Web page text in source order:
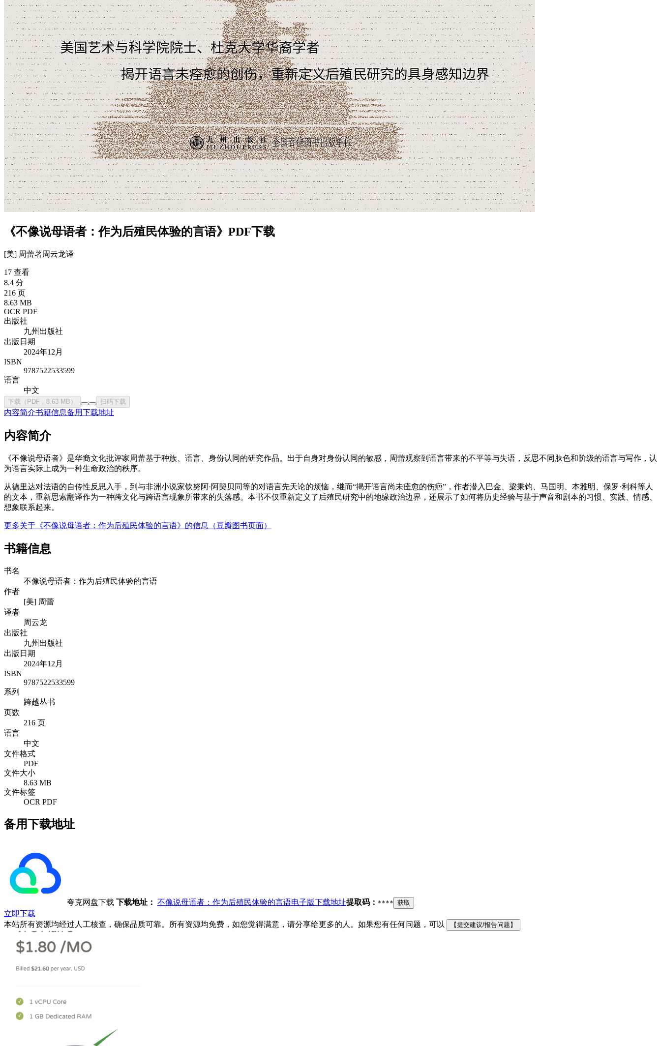
《不像说母语者：作为后殖民体验的言语》PDF下载
[美] 周蕾著周云龙译
17 查看
8.4 分
216 页
8.63 MB
OCR PDF
出版社
九州出版社
出版日期
2024年12月
ISBN
9787522533599
语言
中文
下载（PDF，8.63 MB） 扫码下载
内容简介书籍信息备用下载地址
内容简介
《不像说母语者》是华裔文化批评家周蕾基于种族、语言、身份认同的研究作品。出于自身对身份认同的敏感，周蕾观察到语言带来的不平等与失语，反思不同肤色和阶级的语言与写作，认
为语言实际上成为一种生命政治的秩序。
从德里达对法语的自传性反思入手，到与非洲小说家钦努阿·阿契贝同等的对语言先天论的烦恼，继而“揭开语言尚未痊愈的伤疤”，作者潜入巴金、梁秉钧、马国明、本雅明、保罗·利科等人
的文本，重新思索翻译作为一种跨文化与跨语言现象所带来的失落感。本书不仅重新定义了后殖民研究中的地缘政治边界，还展示了如何将历史经验与基于声音和剧本的习惯、实践、情感、
想象联系起来。
更多关于《不像说母语者：作为后殖民体验的言语》的信息（豆瓣图书页面）
书籍信息
书名
不像说母语者：作为后殖民体验的言语
作者
[美] 周蕾
译者
周云龙
出版社
九州出版社
出版日期
2024年12月
ISBN
9787522533599
系列
跨越丛书
页数
216 页
语言
中文
文件格式
PDF
文件大小
8.63 MB
文件标签
OCR PDF
备用下载地址
夸克网盘下载 下载地址： 不像说母语者：作为后殖民体验的言语电子版下载地址提取码： **** 获取
立即下载
本站所有资源均经过人工核查，确保品质可靠。所有资源均免费，如您觉得满意，请分享给更多的人。如果您有任何问题，可以
【提交建议/报告问题】